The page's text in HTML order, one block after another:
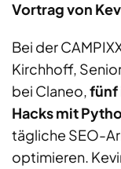
Vortrag von
Bei der
Kirchhoff,
bei Claneo,fünf
Hacks mit
tägliche SEO-
optimieren.